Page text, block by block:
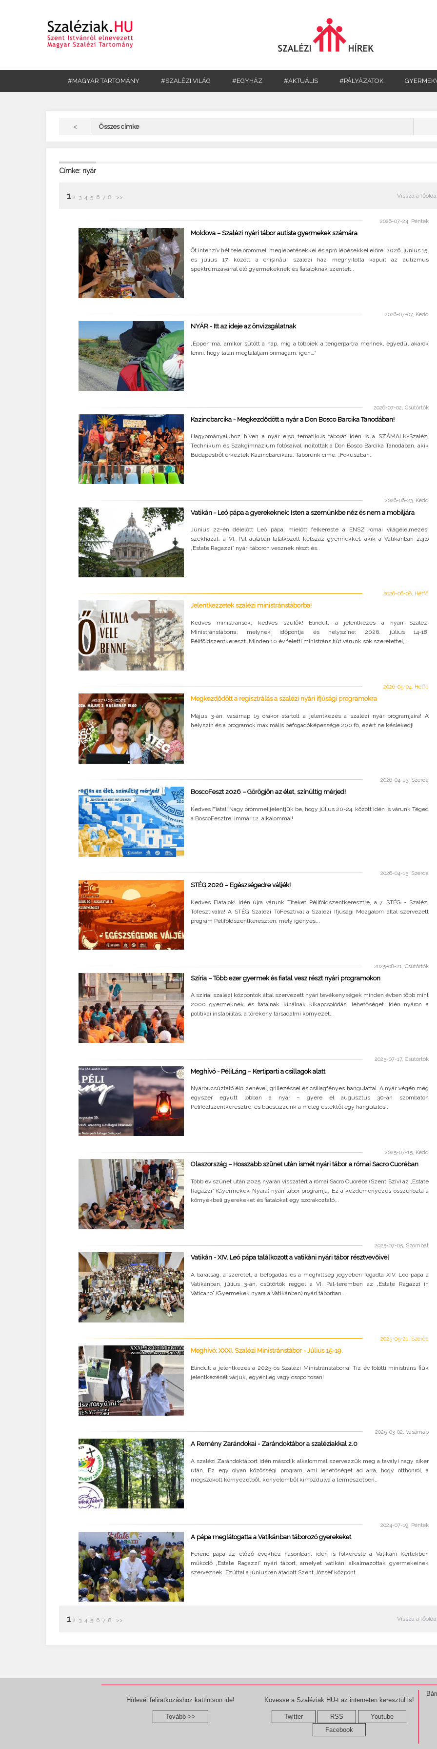
#MAGYAR TARTOMÁNY #SZALÉZI VILÁG #EGYHÁZ #AKTUÁLIS #PÁLYÁZATOK
< Összes címke
Címke: nyár
Vissza a
1 2 3 4 5 6 7 8 >>
2026-07-24, Péntek
Moldova – Szalézi nyári tábor autista gyermekek számára
Öt intenzív hét tele örömmel, meglepetésekkel és apró lépésekkel előre: 2026. június 15.
és július 17. között a chişinăui szalézi ház megnyitotta kapuit az autizmus
spektrumzavarral élő gyermekeknek és fiataloknak szentelt..
2026-07-07, Kedd
NYÁR - Itt az ideje az önvizsgálatnak
„Éppen ma, amikor sütött a nap, míg a többiek a tengerpartra mennek, egyedül akarok
lenni, hogy talán megtaláljam önmagam, igen…”
2026-07-02, Csütörtök
Kazincbarcika - Megkezdődött a nyár a Don Bosco Barcika Tanodában!
Hagyományaikhoz híven a nyár első tematikus táborát idén is a SZÁMALK-Szalézi
Technikum és Szakgimnázium fotósaival indították a Don Bosco Barcika Tanodában, akik
Budapestről érkeztek Kazincbarcikára. Táborunk címe: „Fókuszban..
2026-06-23, Kedd
Vatikán - Leó pápa a gyerekeknek: Isten a szemünkbe néz és nem a mobiljára
Június 22-én délelőtt Leó pápa, mielőtt felkereste a ENSZ római világélelmezési
székházát, a VI. Pál aulában találkozott kétszáz gyermekkel, akik a Vatikánban zajló
„Estate Ragazzi” nyári táboron vesznek részt és..
2026-06-08, Hétfő
Jelentkezzetek szalézi ministránstáborba!
Kedves ministránsok, kedves szülők! Elindult a jelentkezés a nyári Szalézi
Ministránstáborra, melynek időpontja és helyszíne: 2026. július 14-18.
Péliföldszentkereszt. Minden 10 év feletti ministráns fiút várunk sok szeretettel,..
2026-05-04, Hétfő
Megkezdődött a regisztrálás a szalézi nyári ifjúsági programokra
Május 3-án, vasárnap 15 órakor startolt a jelentkezés a szalézi nyár programjaira! A
helyszín és a programok maximális befogadóképessége 200 fő, ezért ne késlekedj!
2026-04-15, Szerda
BoscoFeszt 2026 – Görögjön az élet, színültig mérjed!
Kedves Fiatal! Nagy örömmel jelentjük be, hogy július 20-24. között idén is várunk Téged
a BoscoFesztre, immár 12. alkalommal!
2026-04-15, Szerda
STÉG 2026 – Egészségedre váljék!
Kedves Fiatalok! Idén újra várunk Titeket Péliföldszentkeresztre, a 7. STÉG - Szalézi
Tófesztiválra! A STÉG Szalézi TóFesztivál a Szalézi Ifjúsági Mozgalom által szervezett
program Péliföldszentkereszten, mely igényes,..
2025-08-21, Csütörtök
Szíria – Több ezer gyermek és fiatal vesz részt nyári programokon
A szíriai szalézi központok által szervezett nyári tevékenységek minden évben több mint
2000 gyermeknek és fiatalnak kínálnak kikapcsolódási lehetőséget. Idén nyáron a
politikai instabilitás, a törékeny társadalmi környezet..
2025-07-17, Csütörtök
Meghívó - PéliLáng – Kertiparti a csillagok alatt
Nyárbúcsúztató élő zenével, grillezéssel és csillagfényes hangulattal. A nyár végén még
egyszer együtt lobban a nyár – gyere el augusztus 30-án szombaton
Péliföldszentkeresztre, és búcsúzzunk a meleg estéktől egy hangulatos..
2025-07-15, Kedd
Olaszország – Hosszabb szünet után ismét nyári tábor a római Sacro Cuoréban
Több év szünet után 2025 nyarán visszatért a római Sacro Cuoréba (Szent Szív) az „Estate
Ragazzi” (Gyermekek Nyara) nyári tábor programja. Ez a kezdeményezés összehozta a
környékbeli gyerekeket és fiatalokat egy szórakoztató,..
2025-07-05, Szombat
Vatikán - XIV. Leó pápa találkozott a vatikáni nyári tábor résztvevőivel
A barátság, a szeretet, a befogadás és a meghittség jegyében fogadta XIV. Leó pápa a
Vatikánban, július 3-án, csütörtök reggel a VI. Pál-teremben az „Estate Ragazzi in
Vaticano” (Gyermekek nyara a Vatikánban) nyári táborban..
2025-05-21, Szerda
Meghívó: XXXI. Szalézi Ministránstábor - Július 15-19.
Elindult a jelentkezés a 2025-ös Szalézi Ministránstáborra! Tíz év fölötti ministráns fiúk
jelentkezését várjuk, egyénileg vagy csoportosan!
2025-03-02, Vasárnap
A Remény Zarándokai - Zarándoktábor a szaléziakkal 2.0
A szalézi Zarándoktábort idén második alkalommal szervezzük meg a tavalyi nagy siker
után. Ez egy olyan közösségi program, ami lehetőséget ad arra, hogy otthonról, a
megszokott környezetből, kényelemből kimozdulva a természetben..
2024-07-19, Péntek
A pápa meglátogatta a Vatikánban táborozó gyerekeket
Ferenc pápa az előző évekhez hasonlóan, idén is fölkereste a Vatikáni Kertekben
működő „Estate Ragazzi” nyári tábort, amelyet vatikáni alkalmazottak gyermekeinek
szerveznek. Ezúttal a júniusban átadott Szent József központ..
Vissza a
1 2 3 4 5 6 7 8 >>
Hírlevél feliratkozáshoz kattintson ide!
Tovább >>
Kövesse a Szaléziak.HU-t az interneten keresztül is!
Twitter RSS
Youtube
Facebook